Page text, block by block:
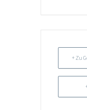
+ Zu